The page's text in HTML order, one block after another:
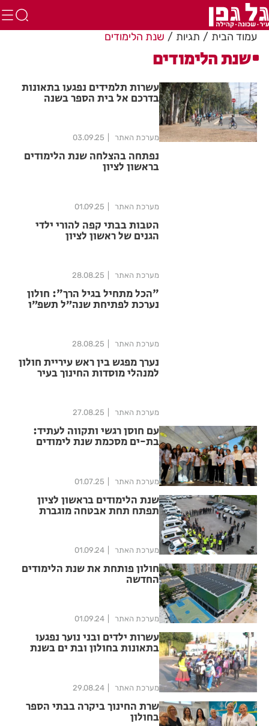
עמוד הבית תגיות שנת הלימודים
שנת הלימודים
עשרות תלמידים נפגעו בתאונות
בדרכם אל בית הספר בשנה
מערכת האתר 03.09.25
נפתחה בהצלחה שנת הלימודים
בראשון לציון
מערכת האתר 01.09.25
הטבות בבתי קפה להורי ילדי
הגנים של ראשון לציון
מערכת האתר 28.08.25
"הכל מתחיל בגיל הרך": חולון
נערכת לפתיחת שנה״ל תשפ״ו
מערכת האתר 28.08.25
נערך מפגש בין ראש עיריית חולון
למנהלי מוסדות החינוך בעיר
מערכת האתר 27.08.25
עם חוסן רגשי ותקווה לעתיד:
בת-ים מסכמת שנת לימודים
מערכת האתר 01.07.25
שנת הלימודים בראשון לציון
תפתח תחת אבטחה מוגברת
מערכת האתר 01.09.24
חולון פותחת את שנת הלימודים
החדשה
מערכת האתר 01.09.24
עשרות ילדים ובני נוער נפגעו
בתאונות בחולון ובת ים בשנת
מערכת האתר 29.08.24
שרת החינוך ביקרה בבתי הספר
בחולון